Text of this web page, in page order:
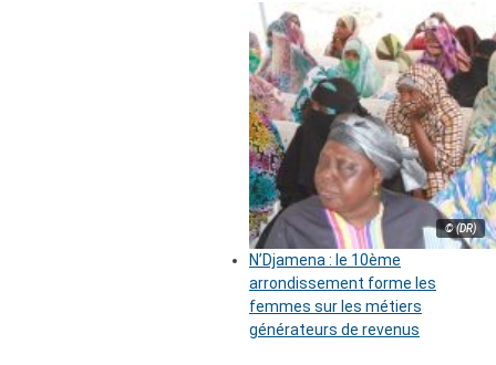
© (DR)
N’Djamena : le 10ème
arrondissement forme les
femmes sur les métiers
générateurs de revenus